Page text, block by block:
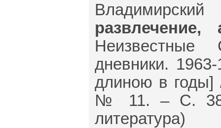
развлечение,
Неизвестные
дневники.
длиною в
№ 11. – С. 38.
литература)